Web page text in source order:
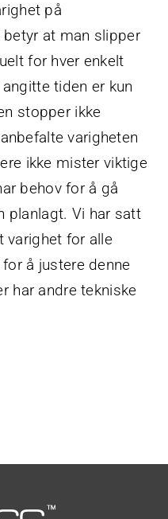
på
at man slipper
for hver enkelt
tiden er kun
stopper ikke
varigheten
ikke mister viktige
behov for å gå
planlagt. Vi har satt
varighet for alle
å justere denne
har andre tekniske